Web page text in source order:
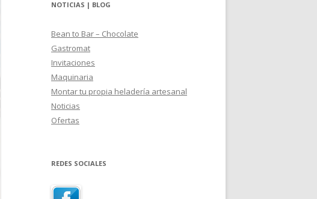
NOTICIAS | BLOG
Bean to Bar – Chocolate
Gastromat
Invitaciones
Maquinaria
Montar tu propia heladería artesanal
Noticias
Ofertas
REDES SOCIALES